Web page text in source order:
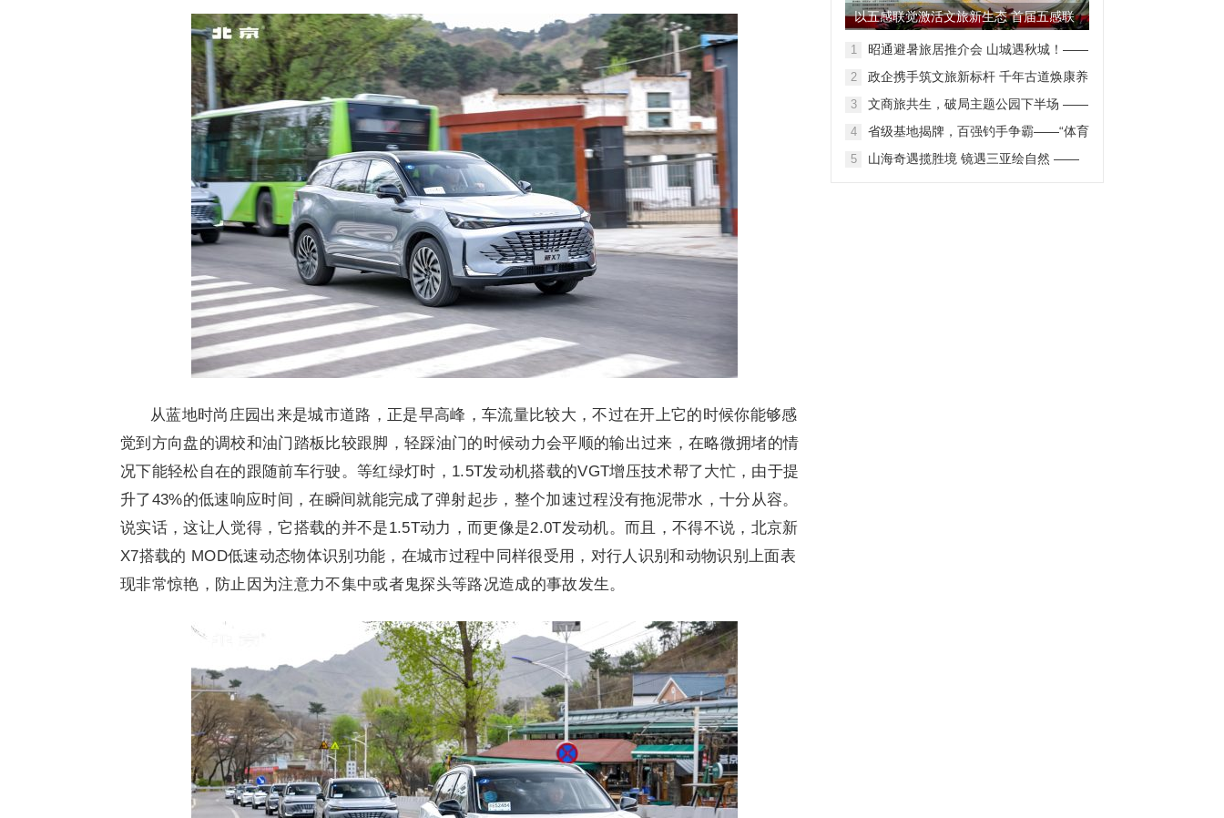
从蓝地时尚庄园出来是城市道路，正是早高峰，车流量比较大，不过在开上它的时候你能够感
觉到方向盘的调校和油门踏板比较跟脚，轻踩油门的时候动力会平顺的输出过来，在略微拥堵的情
况下能轻松自在的跟随前车行驶。等红绿灯时，1.5T发动机搭载的VGT增压技术帮了大忙，由于提
升了43%的低速响应时间，在瞬间就能完成了弹射起步，整个加速过程没有拖泥带水，十分从容。
说实话，这让人觉得，它搭载的并不是1.5T动力，而更像是2.0T发动机。而且，不得不说，北京新
X7搭载的 MOD低速动态物体识别功能，在城市过程中同样很受用，对行人识别和动物识别上面表
现非常惊艳，防止因为注意力不集中或者鬼探头等路况造成的事故发生。
以五感联觉激活文旅新生态 首届五感联
觉科技赋能文旅创新发展大...
1
昭通避暑旅居推介会 山城遇秋城！——
2
政企携手筑文旅新标杆 千年古道焕康养
3
文商旅共生，破局主题公园下半场 ——
在苏圆满举办
4
省级基地揭牌，百强钓手争霸——“体育
5
山海奇遇揽胜境 镜遇三亚绘自然 ——